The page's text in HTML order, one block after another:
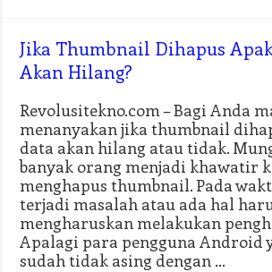
Jika Thumbnail Dihapus
Akan Hilang?
Revolusitekno.com – Bagi Anda
menanyakan jika thumbnail
data akan hilang atau tidak.
banyak orang menjadi khawatir
menghapus thumbnail. Pada
terjadi masalah atau ada hal
mengharuskan melakukan
Apalagi para pengguna Android
sudah tidak asing dengan …